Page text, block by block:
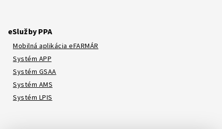
eSlužby PPA
Mobilná aplikácia eFARMÁR
Systém APP
Systém GSAA
Systém AMS
Systém LPIS